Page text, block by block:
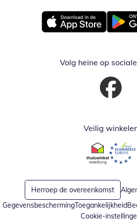
Opent in nieuw venster
Opent
Volg heine op
Opent in
Veilig
Opent inOpent
Herroep de overeenkomst
GegevensbeschermingToegankelijkheid
Cookie-